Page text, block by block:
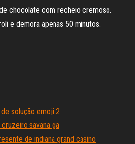
chocolate com recheio cremoso.
e demora apenas 50 minutos.
solução emoji 2
savana ga
de indiana grand casino